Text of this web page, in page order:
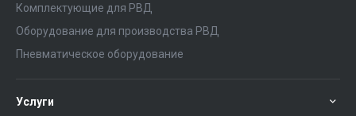
Комплектующие для РВД
Оборудование для производства РВД
Пневматическое оборудование
Услуги